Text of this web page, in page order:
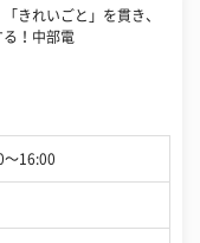
「きれいごと」を貫き、
る！中部電
〜16:00